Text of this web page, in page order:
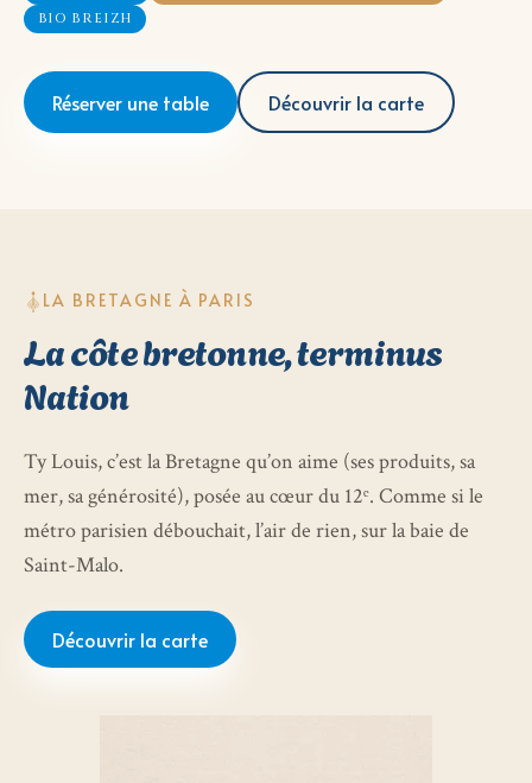
BIO BREIZH
Réserver une table Découvrir la carte
LA BRETAGNE À PARIS
La côte bretonne, terminus
Nation
Ty Louis, c’est la Bretagne qu’on aime (ses produits, sa
mer, sa générosité), posée au cœur du 12ᵉ. Comme si le
métro parisien débouchait, l’air de rien, sur la baie de
Saint-Malo.
Découvrir la carte